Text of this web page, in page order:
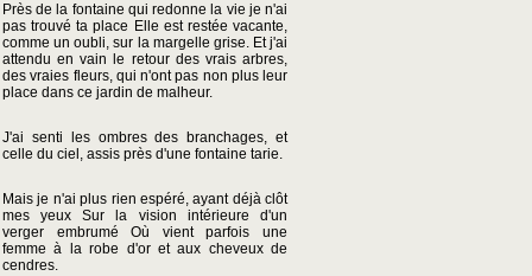
Près de la fontaine qui redonne la vie je n'ai
pas trouvé ta place Elle est restée vacante,
comme un oubli, sur la margelle grise. Et j'ai
attendu en vain le retour des vrais arbres,
des vraies fleurs, qui n'ont pas non plus leur
place dans ce jardin de malheur.
J'ai senti les ombres des branchages, et
celle du ciel, assis près d'une fontaine tarie.
Mais je n'ai plus rien espéré, ayant déjà clôt
mes yeux Sur la vision intérieure d'un
verger embrumé Où vient parfois une
femme à la robe d'or et aux cheveux de
cendres.